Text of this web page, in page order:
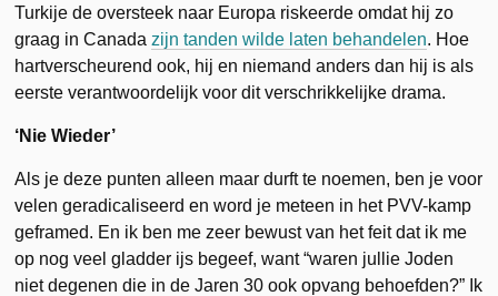
Turkije de oversteek naar Europa riskeerde omdat hij zo
graag in Canadazijn tanden wilde laten behandelen. Hoe
hartverscheurend ook, hij en niemand anders dan hij is als
eerste verantwoordelijk voor dit verschrikkelijke drama.
‘Nie Wieder’
Als je deze punten alleen maar durft te noemen, ben je voor
velen geradicaliseerd en word je meteen in het PVV-kamp
geframed. En ik ben me zeer bewust van het feit dat ik me
op nog veel gladder ijs begeef, want “waren jullie Joden
niet degenen die in de Jaren 30 ook opvang behoefden?” Ik